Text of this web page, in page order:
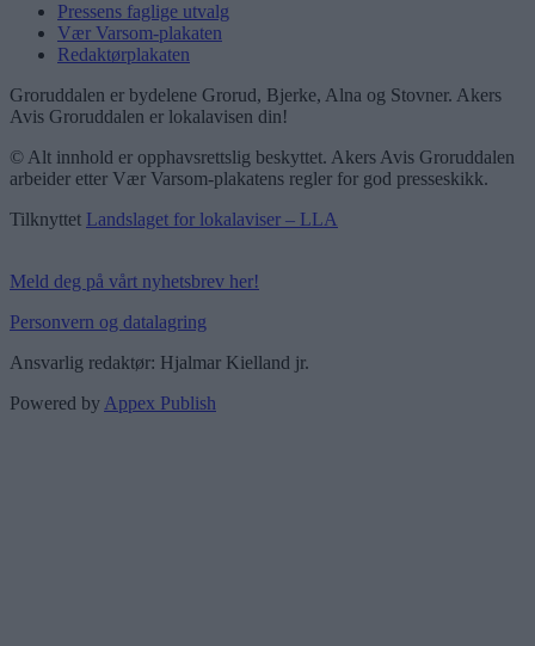
Pressens faglige utvalg
Vær Varsom-plakaten
Redaktørplakaten
Groruddalen er bydelene Grorud, Bjerke, Alna og Stovner. Akers
Avis Groruddalen er lokalavisen din!
© Alt innhold er opphavsrettslig beskyttet. Akers Avis Groruddalen
arbeider etter Vær Varsom-plakatens regler for god presseskikk.
Tilknyttet Landslaget for lokalaviser – LLA
Meld deg på vårt nyhetsbrev her!
Personvern og datalagring
Ansvarlig redaktør: Hjalmar Kielland jr.
Powered by Appex Publish